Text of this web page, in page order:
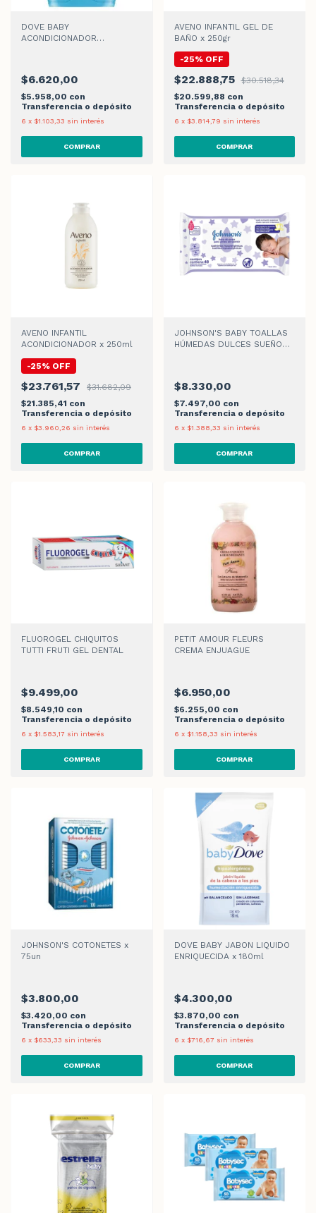
DOVE BABY
ACONDICIONADOR
$6.620,00
$5.958,00 con
Transferencia o depósito
6 x $1.103,33 sin interés
AVENO INFANTIL GEL DE
BAÑO x 250gr
-25% OFF
$22.888,75
$30.518,34
$20.599,88 con
Transferencia o depósito
6 x $3.814,79 sin interés
AVENO INFANTIL
ACONDICIONADOR x 250ml
-25% OFF
$23.761,57
$31.682,09
$21.385,41 con
Transferencia o depósito
6 x $3.960,26 sin interés
JOHNSON'S BABY TOALLAS
HÚMEDAS DULCES SUEÑOS x
$8.330,00
$7.497,00 con
Transferencia o depósito
6 x $1.388,33 sin interés
FLUOROGEL CHIQUITOS
TUTTI FRUTI GEL DENTAL
$9.499,00
$8.549,10 con
Transferencia o depósito
6 x $1.583,17 sin interés
PETIT AMOUR FLEURS
CREMA ENJUAGUE
$6.950,00
$6.255,00 con
Transferencia o depósito
6 x $1.158,33 sin interés
JOHNSON'S COTONETES x
75un
$3.800,00
$3.420,00 con
Transferencia o depósito
6 x $633,33 sin interés
DOVE BABY JABON LIQUIDO
ENRIQUECIDA x 180ml
$4.300,00
$3.870,00 con
Transferencia o depósito
6 x $716,67 sin interés